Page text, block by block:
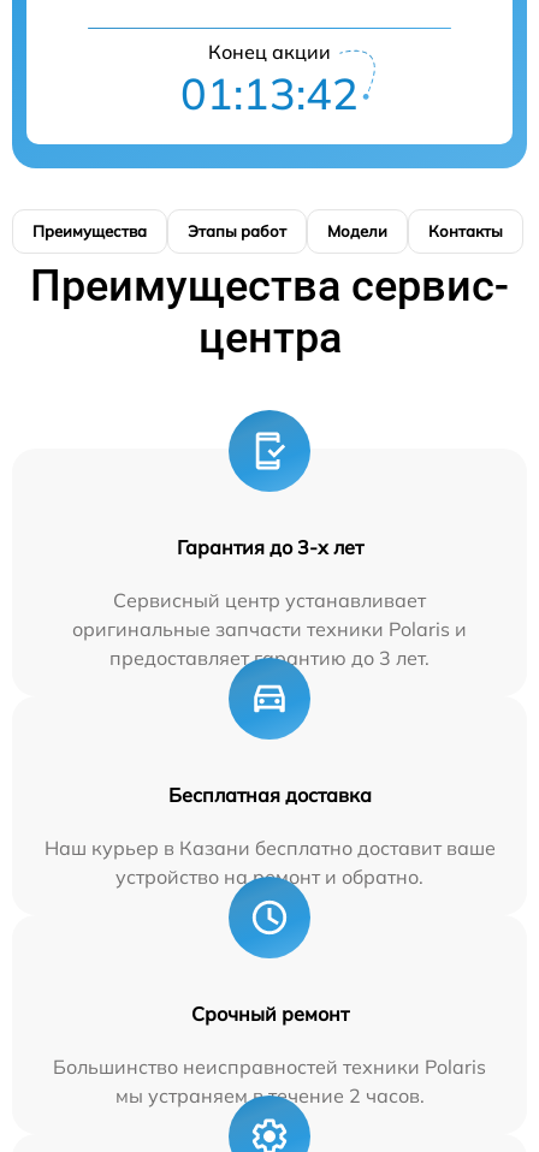
Конец акции
01:13:41
Преимущества Этапы работ Модели Контакты
Преимущества сервис-
центра
Гарантия до 3-х лет
Сервисный центр устанавливает
оригинальные запчасти техники Polaris и
предоставляет гарантию до 3 лет.
Бесплатная доставка
Наш курьер в Казани бесплатно доставит ваше
устройство на ремонт и обратно.
Срочный ремонт
Большинство неисправностей техники Polaris
мы устраняем в течение 2 часов.